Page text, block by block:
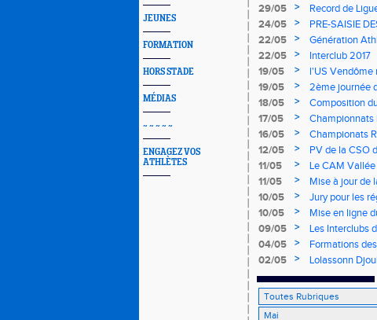
JEUNES
FORMATION
HORS STADE
MÉDIAS
~ ~ ~ ~ ~
ENGAGEZ VOS
ATHLÈTES
29/05
>
Record de
24/05
>
PRE-SAISIE
22/05
>
Génération
22/05
>
Interclub 2017
19/05
>
l'US Vendôme
19/05
>
2ème journée
18/05
>
Composition
17/05
>
Championnats
16/05
>
Championats
12/05
>
PV de la CSO
11/05
>
Le CAM
11/05
>
Mise à jour de
10/05
>
Jury pour les
10/05
>
Mise en ligne
09/05
>
Les Interclubs
04/05
>
Formations
02/05
> Lolassonn